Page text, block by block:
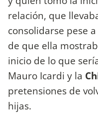
relación, que
consolidarse pese
de que ella
inicio de lo que
Mauro Icardi y la
pretensiones de
hijas.